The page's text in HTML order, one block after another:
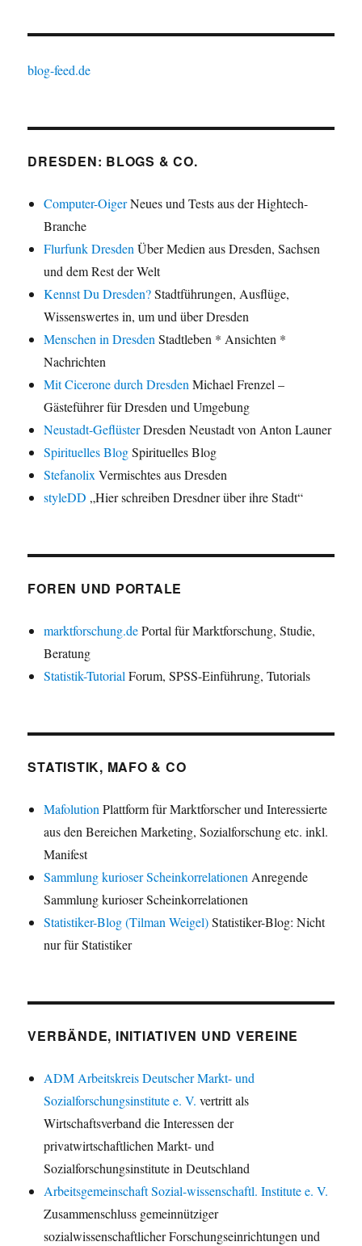
blog-feed.de
DRESDEN: BLOGS & CO.
Computer-OigerNeues und Tests aus der Hightech-
Branche
Flurfunk DresdenÜber Medien aus Dresden, Sachsen
und dem Rest der Welt
Kennst Du Dresden?Stadtführungen, Ausflüge,
Wissenswertes in, um und über Dresden
Menschen in DresdenStadtleben * Ansichten *
Nachrichten
Mit Cicerone durch DresdenMichael Frenzel –
Gästeführer für Dresden und Umgebung
Neustadt-GeflüsterDresden Neustadt von Anton Launer
Spirituelles BlogSpirituelles Blog
StefanolixVermischtes aus Dresden
styleDD „Hier schreiben Dresdner über ihre Stadt“
FOREN UND PORTALE
marktforschung.dePortal für Marktforschung, Studie,
Beratung
Statistik-TutorialForum, SPSS-Einführung, Tutorials
STATISTIK, MAFO & CO
MafolutionPlattform für Marktforscher und Interessierte
aus den Bereichen Marketing, Sozialforschung etc. inkl.
Manifest
Sammlung kurioser ScheinkorrelationenAnregende
Sammlung kurioser Scheinkorrelationen
Statistiker-Blog (Tilman Weigel)Statistiker-Blog: Nicht
nur für Statistiker
VERBÄNDE, INITIATIVEN UND VEREINE
ADM Arbeitskreis Deutscher Markt- und
Sozialforschungsinstitute e. V. vertritt als
Wirtschaftsverband die Interessen der
privatwirtschaftlichen Markt- und
Sozialforschungsinstitute in Deutschland
Arbeitsgemeinschaft Sozial-wissenschaftl. Institute e. V.
Zusammenschluss gemeinnütziger
sozialwissenschaftlicher Forschungseinrichtungen und